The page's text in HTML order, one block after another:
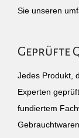
Sie unseren
Geprüfte
Jedes Produkt,
Experten
fundiertem